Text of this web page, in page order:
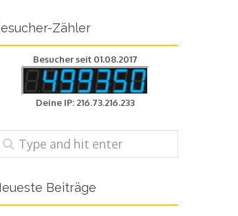
Zähler
Besucher seit 01.08.2017
Deine IP: 216.73.216.233
Beiträge